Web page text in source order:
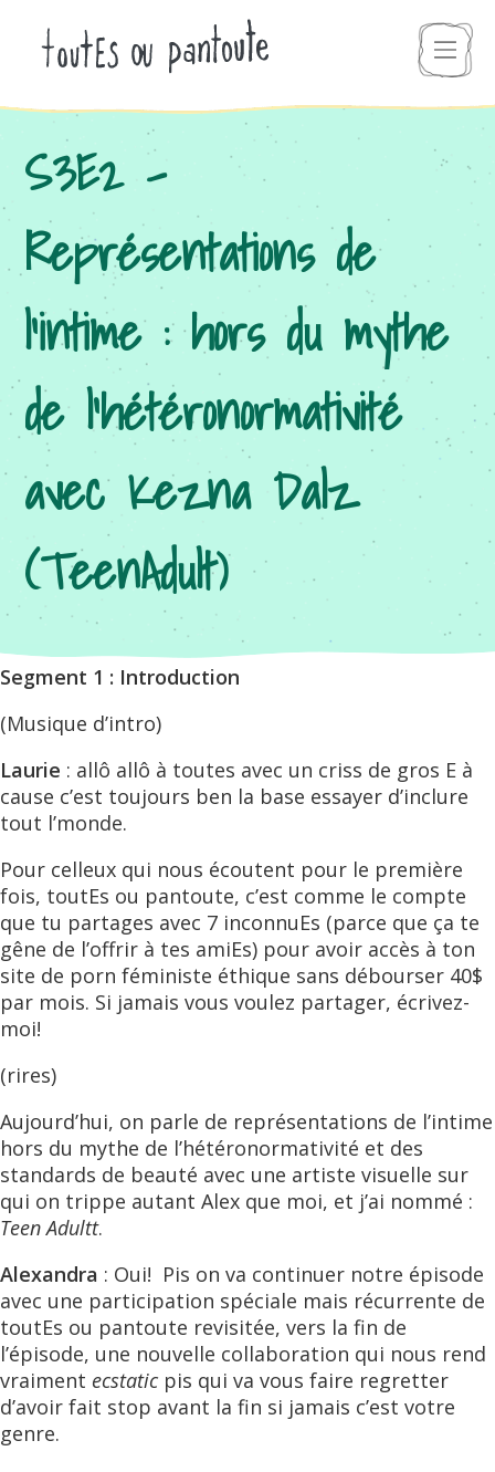
S3E2 –
Représentations de
l’intime : hors du mythe
de l’hétéronormativité
avec Kezna Dalz
(TeenAdult)
Segment 1 : Introduction
(Musique d’intro)
Laurie : allô allô à toutes avec un criss de gros E à
cause c’est toujours ben la base essayer d’inclure
tout l’monde.
Pour celleux qui nous écoutent pour le première
fois, toutEs ou pantoute, c’est comme le compte
que tu partages avec 7 inconnuEs (parce que ça te
gêne de l’offrir à tes amiEs) pour avoir accès à ton
site de porn féministe éthique sans débourser 40$
par mois. Si jamais vous voulez partager, écrivez-
moi!
(rires)
Aujourd’hui, on parle de représentations de l’intime
hors du mythe de l’hétéronormativité et des
standards de beauté avec une artiste visuelle sur
qui on trippe autant Alex que moi, et j’ai nommé :
Teen Adultt.
Alexandra : Oui! Pis on va continuer notre épisode
avec une participation spéciale mais récurrente de
toutEs ou pantoute revisitée, vers la fin de
l’épisode, une nouvelle collaboration qui nous rend
vraiment ecstaticpis qui va vous faire regretter
d’avoir fait stop avant la fin si jamais c’est votre
genre.